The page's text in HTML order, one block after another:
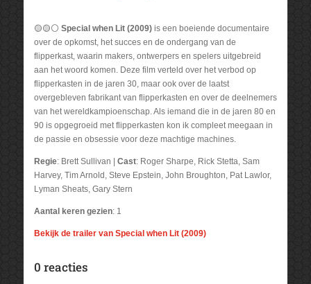
🟡🟡⚪ Special when Lit (2009)is een boeiende documentaire
over de opkomst, het succes en de ondergang van de
flipperkast, waarin makers, ontwerpers en spelers uitgebreid
aan het woord komen. Deze film verteld over het verbod op
flipperkasten in de jaren 30, maar ook over de laatst
overgebleven fabrikant van flipperkasten en over de deelnemers
van het wereldkampioenschap. Als iemand die in de jaren 80 en
90 is opgegroeid met flipperkasten kon ik compleet meegaan in
de passie en obsessie voor deze machtige machines.
Regie: Brett Sullivan | Cast: Roger Sharpe, Rick Stetta, Sam
Harvey, Tim Arnold, Steve Epstein, John Broughton, Pat Lawlor,
Lyman Sheats, Gary Stern
Aantal keren gezien: 1
Bekijk de trailer van Special when Lit (2009)
0 reacties